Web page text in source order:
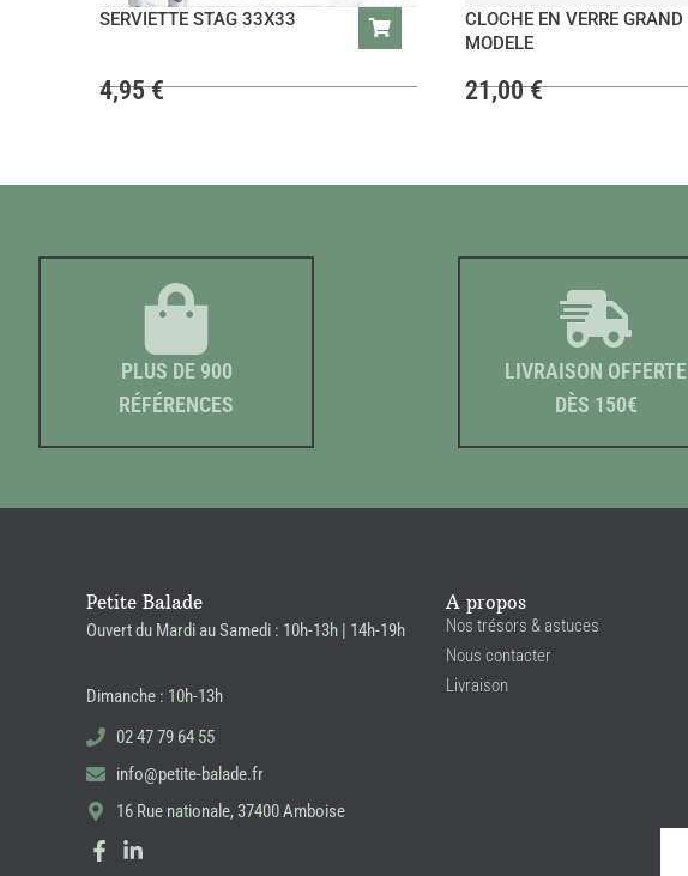
SERVIETTE STAG 33X33
4,95€
CLOCHE EN VERRE GRAND
MODELE
21,00€
PLUS DE 900
RÉFÉRENCES
LIVRAISON OFFERTE
DÈS 150€
Petite Balade
Ouvert du Mardi au Samedi : 10h-13h | 14h-19h
Dimanche : 10h-13h
02 47 79 64 55
info@petite-balade.fr
16 Rue nationale, 37400 Amboise
A propos
Nos trésors & astuces
Nous contacter
Livraison